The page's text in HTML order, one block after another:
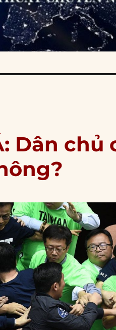
Dân chủ